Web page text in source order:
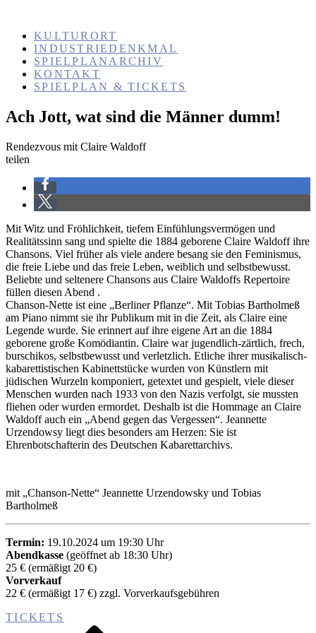
KULTURORT
INDUSTRIEDENKMAL
SPIELPLANARCHIV
KONTAKT
SPIELPLAN & TICKETS
Ach Jott, wat sind die Männer dumm!
Rendezvous mit Claire Waldoff
teilen
Mit Witz und Fröhlichkeit, tiefem Einfühlungsvermögen und
Realitätssinn sang und spielte die 1884 geborene Claire Waldoff ihre
Chansons. Viel früher als viele andere besang sie den Feminismus,
die freie Liebe und das freie Leben, weiblich und selbstbewusst.
Beliebte und seltenere Chansons aus Claire Waldoffs Repertoire
füllen diesen Abend .
Chanson-Nette ist eine „Berliner Pflanze“. Mit Tobias Bartholmeß
am Piano nimmt sie ihr Publikum mit in die Zeit, als Claire eine
Legende wurde. Sie erinnert auf ihre eigene Art an die 1884
geborene große Komödiantin. Claire war jugendlich-zärtlich, frech,
burschikos, selbstbewusst und verletzlich. Etliche ihrer musikalisch-
kabarettistischen Kabinettstücke wurden von Künstlern mit
jüdischen Wurzeln komponiert, getextet und gespielt, viele dieser
Menschen wurden nach 1933 von den Nazis verfolgt, sie mussten
fliehen oder wurden ermordet. Deshalb ist die Hommage an Claire
Waldoff auch ein „Abend gegen das Vergessen“. Jeannette
Urzendowsy liegt dies besonders am Herzen: Sie ist
Ehrenbotschafterin des Deutschen Kabarettarchivs.
mit „Chanson-Nette“ Jeannette Urzendowsky und Tobias
Bartholmeß
Termin: 19.10.2024 um 19:30 Uhr
Abendkasse (geöffnet ab 18:30 Uhr)
25 € (ermäßigt 20 €)
Vorverkauf
22 € (ermäßigt 17 €) zzgl. Vorverkaufsgebühren
TICKETS